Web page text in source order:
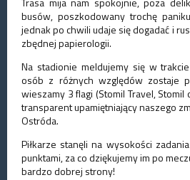
busów, poszkodowany trochę
jednak po chwili udaje się dogadać i
zbędnej papierologii.
Na stadionie meldujemy się w
osób z różnych względów zostaje
wieszamy 3 flagi (Stomil Travel, Stomil
transparent upamiętniający naszego
Ostróda.
Piłkarze stanęli na wysokości
punktami, za co dziękujemy im po
bardzo dobrej strony!